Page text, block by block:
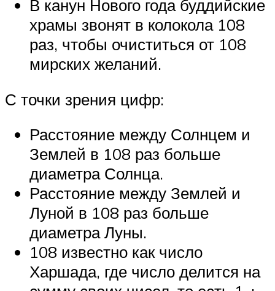
В канун Нового года буддийские
храмы звонят в колокола 108
раз, чтобы очиститься от 108
мирских желаний.
С точки зрения цифр:
Расстояние между Солнцем и
Землей в 108 раз больше
диаметра Солнца.
Расстояние между Землей и
Луной в 108 раз больше
диаметра Луны.
108 известно как число
Харшада, где число делится на